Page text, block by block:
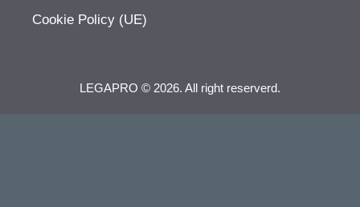
Cookie Policy (UE)
LEGAPRO © 2026. All right reserverd.